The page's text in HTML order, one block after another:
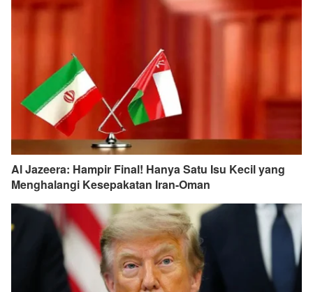
Al Jazeera: Hampir Final! Hanya Satu Isu Kecil yang
Menghalangi Kesepakatan Iran-Oman